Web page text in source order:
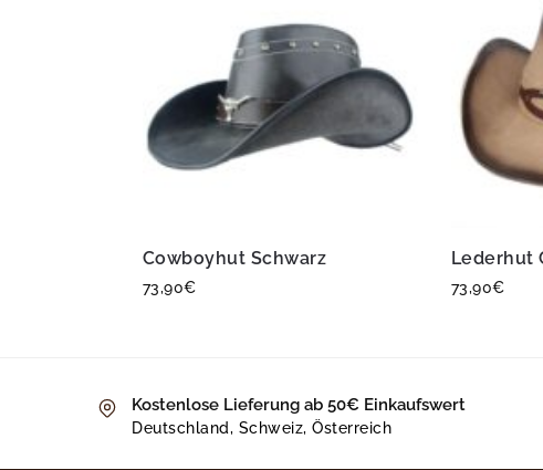
Cowboyhut Schwarz
73,90€
Lederhut
73,90€
Kostenlose Lieferung ab 50€ Einkaufswert
Deutschland, Schweiz, Österreich